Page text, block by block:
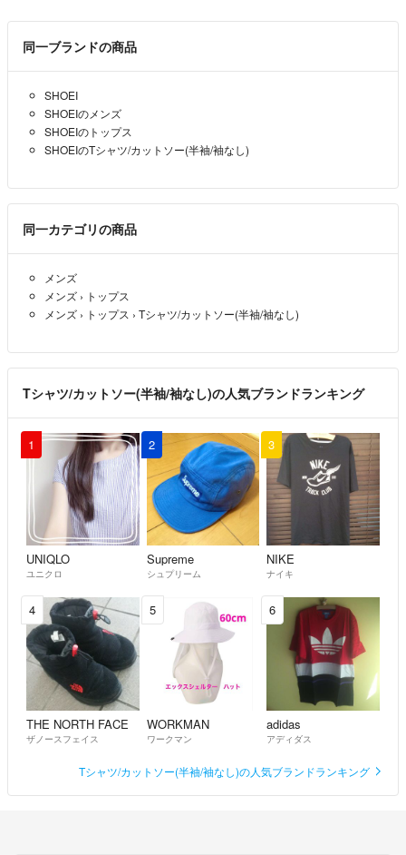
同一ブランドの商品
SHOEI
SHOEIのメンズ
SHOEIのトップス
SHOEIのTシャツ/カットソー(半袖/袖なし)
同一カテゴリの商品
メンズ
メンズ › トップス
メンズ › トップス › Tシャツ/カットソー(半袖/袖なし)
Tシャツ/カットソー(半袖/袖なし)の人気ブランドランキング
1
UNIQLO
ユニクロ
2
Supreme
シュプリーム
3
NIKE
ナイキ
4
THE NORTH FACE
ザノースフェイス
5
WORKMAN
ワークマン
6
adidas
アディダス
Tシャツ/カットソー(半袖/袖なし)の人気ブランドランキング